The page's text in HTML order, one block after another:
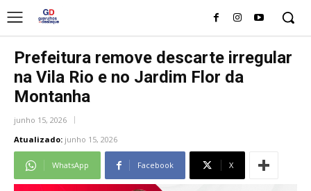
Prefeitura remove descarte irregular
na Vila Rio e no Jardim Flor da
Montanha
junho 15, 2026
Atualizado: junho 15, 2026
WhatsApp Facebook X